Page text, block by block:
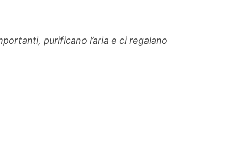
purificano l’aria e ci regalano